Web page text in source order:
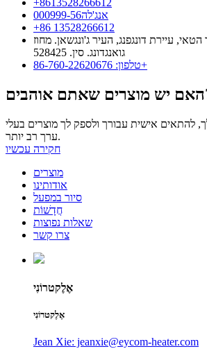
‎+8613528266612
אנג'לה000999-56
+86 13528266612
הטאי, עיירת דונגפנג, העיר ג'ונגשאן. מחוז
גואנגדונג. סין. 528425
טלפון: 86-760-22620676+
להתאים אישית עבורך ולספק לך מוצרים בעלי
ערך רב יותר.
חקירה עכשיו
מוצרים
אודותינו
סיור במפעל
חֲדָשׁוֹת
שאלות נפוצות
צרו קשר
אֶלֶקטרוֹנִי
אֶלֶקטרוֹנִי
Jean Xie: jeanxie@eycom-heater.com